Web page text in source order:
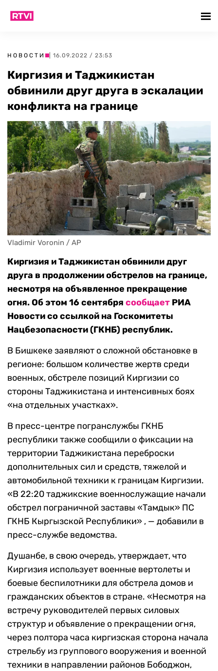
НОВОСТИ | 16.09.2022 / 23:53
Киргизия и Таджикистан
обвинили друг друга в эскалации
конфликта на границе
Vladimir Voronin / AP
Киргизия и Таджикистан обвинили друг
друга в продолжении обстрелов на границе,
несмотря на объявленное прекращение
огня. Об этом 16 сентября сообщает РИА
Новости со ссылкой на Госкомитеты
Нацбезопасности (ГКНБ) республик.
В Бишкеке заявляют о сложной обстановке в
регионе: большом количестве жертв среди
военных, обстреле позиций Киргизии со
стороны Таджикистана и интенсивных боях
«на отдельных участках».
В пресс-центре погранслужбы ГКНБ
республики также сообщили о фиксации на
территории Таджикистана переброски
дополнительных сил и средств, тяжелой и
автомобильной техники к границам Киргизии.
«В 22:20 таджикские военнослужащие начали
обстрел пограничной заставы «Тамдык» ПС
ГКНБ Кыргызской Республики» , — добавили в
пресс-службе ведомства.
Душанбе, в свою очередь, утверждает, что
Киргизия использует военные вертолеты и
боевые беспилотники для обстрела домов и
гражданских объектов в стране. «Несмотря на
встречу руководителей первых силовых
структур и объявление о прекращении огня,
через полтора часа киргизская сторона начала
стрельбу из группового вооружения и военной
техники в направлении районов Бободжон,